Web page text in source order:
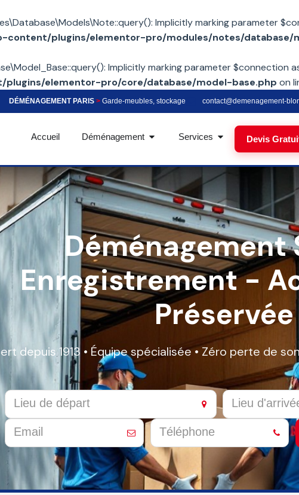
Implicitly marking parameter
content/plugins/elementor-pro/modules/notes/database/
Implicitly marking parameter
elementor-pro/core/database/model-base.php on
DÉMÉNAGEMENT PARIS> Garde-meubles, stockage contact@demenagement-
Accueil Déménagement Services Devis
Déménagement
Enregistrement -
Préservée
depuis 1913 • Équipe spécialisée • Zéro perte de
This
field
should